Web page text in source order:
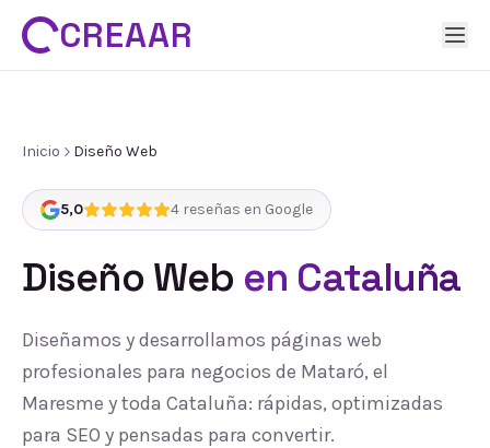
CREAAR
Inicio Diseño Web
5,0 4 reseñas en Google
Diseño Web en Cataluña
Diseñamos y desarrollamos páginas web
profesionales para negocios de Mataró, el
Maresme y toda Cataluña: rápidas, optimizadas
para SEO y pensadas para convertir.